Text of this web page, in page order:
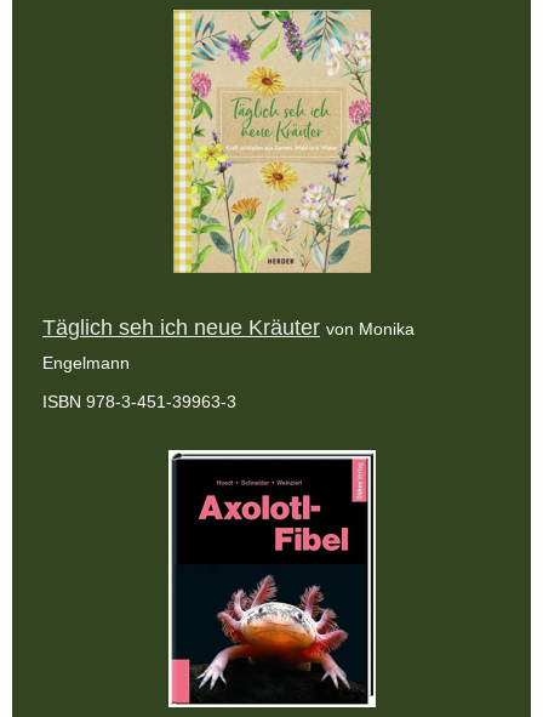
Täglich seh ich neue Kräuter von Monika
Engelmann
ISBN 978-3-451-39963-3